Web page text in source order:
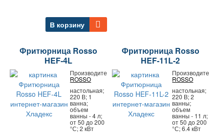
В корзину
Фритюрница Rosso
HEF-4L
Производитель:
ROSSO
настольная;
220 В; 1
ванна;
объем
ванны - 4 л;
от 50 до 200
°С; 2 кВт
Фритюрница Rosso
HEF-11L-2
Производитель:
ROSSO
настольная;
220 В; 2
ванны;
объем
ванны - 11 л;
от 50 до 200
°С; 6.4 кВт